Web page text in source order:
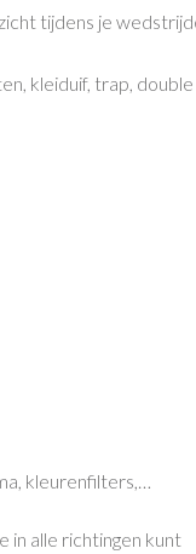
tijdens je
kleiduif, trap,
kleurenfilters,…
in alle richtingen kunt